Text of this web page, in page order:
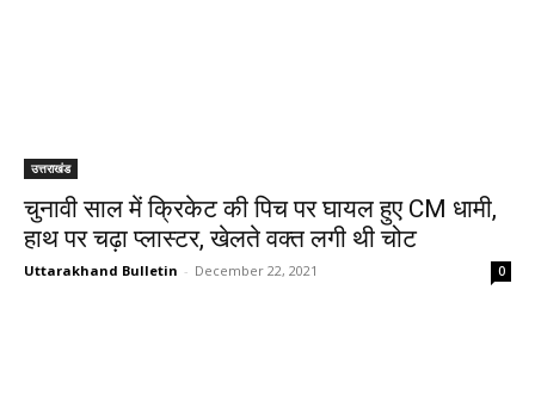
उत्तराखंड
चुनावी साल में क्रिकेट की पिच पर घायल हुए CM धामी,
हाथ पर चढ़ा प्लास्टर, खेलते वक्त लगी थी चोट
Uttarakhand Bulletin - December 22, 2021 0